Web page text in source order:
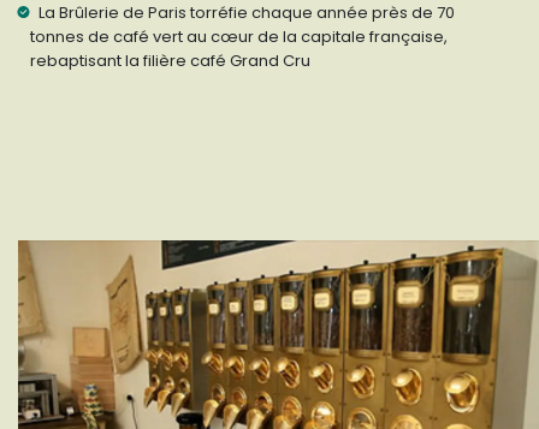
La Brûlerie de Paris torréfie chaque année près de 70
tonnes de café vert au cœur de la capitale française,
rebaptisant la filière café Grand Cru